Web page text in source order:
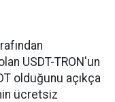
USDT-TRON'un
olduğunu açıkça
ücretsiz